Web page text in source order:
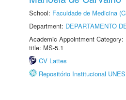
School: Faculdade de Medicina
Department: DEPARTAMENTO
Academic Appointment
title: MS-5.1
CV Lattes
Repositório Institucional